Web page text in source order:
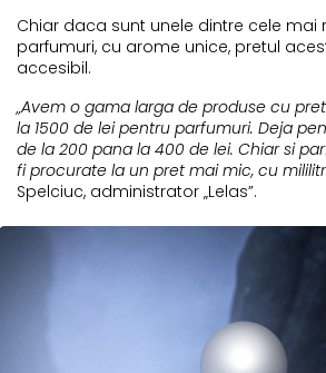
Chiar daca sunt unele dintre cele mai
parfumuri, cu arome unice, pretul
accesibil.
„Avem o gama larga de produse cu
la 1500 de lei pentru parfumuri. Deja
de la 200 pana la 400 de lei. Chiar si
fi procurate la un pret mai mic, cu
Spelciuc, administrator „Lelas”.